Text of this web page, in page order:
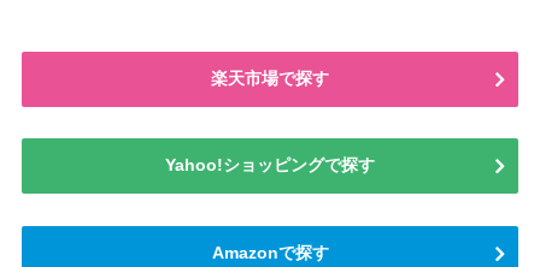
楽天市場で探す
Yahoo!ショッピングで探す
Amazonで探す